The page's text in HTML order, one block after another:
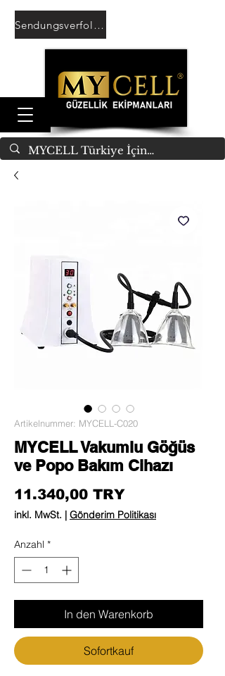
Sendungsverfolgung
Artikelnummer: MYCELL-C020
MYCELL Vakumlu Göğüs
ve Popo Bakım Cihazı
11.340,00 TRYPreis
inkl. MwSt. | Gönderim Politikası
Anzahl *
In den Warenkorb
Sofortkauf